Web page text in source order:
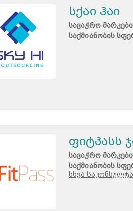
სქაი ჰაი
სავაჭრო
საქმიანობის
ფიტპასს
სავაჭრო
საქმიანობის
სხვა